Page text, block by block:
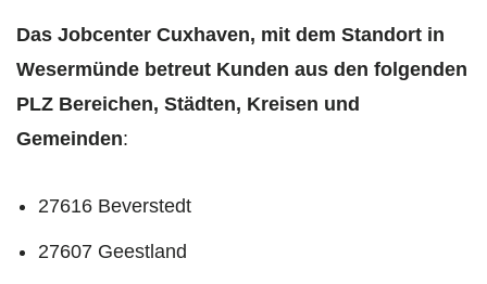
Das Jobcenter Cuxhaven, mit dem Standort in
Wesermünde betreut Kunden aus den folgenden
PLZ Bereichen, Städten, Kreisen und
Gemeinden:
27616 Beverstedt
27607 Geestland